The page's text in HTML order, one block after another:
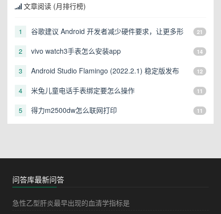
文章阅读 (月排行榜)
1
谷歌建议 Android 开发者减少硬件要求，让更多形
21
2 vivo watch3手表怎么安装app 14
3 Android Studio Flamingo (2022.2.1) 稳定版发布 12
4 米兔儿童电话手表绑定要怎么操作 11
5 得力m2500dw怎么联网打印 11
问答库最新问答
急性乙型肝炎最早出现的血清学指标是